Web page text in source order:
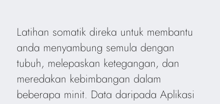
Latihan somatik direka untuk membantu
anda menyambung semula dengan
tubuh, melepaskan ketegangan, dan
meredakan kebimbangan dalam
beberapa minit. Data daripada Aplikasi